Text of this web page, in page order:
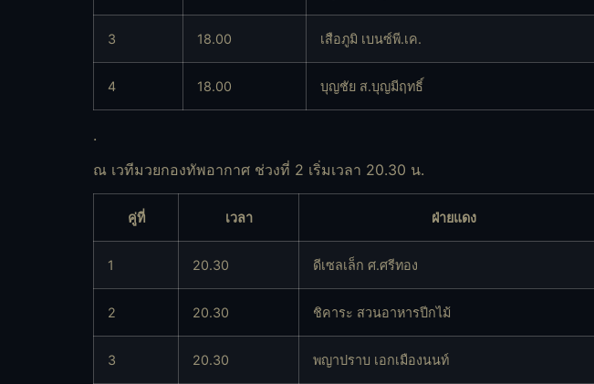
3 18.00 เสือภูมิ เบนซ์พี.เค.
4 18.00 บุญชัย ส.บุญมีฤทธิ์
.
ณ เวทีมวยกองทัพอากาศ ช่วงที่ 2 เริ่มเวลา 20.30 น.
คู่ที่ เวลา ฝ่ายแดง
1 20.30 ดีเซลเล็ก ศ.ศรีทอง
2 20.30 ชิคาระ สวนอาหารปีกไม้
3 20.30 พญาปราบ เอกเมืองนนท์